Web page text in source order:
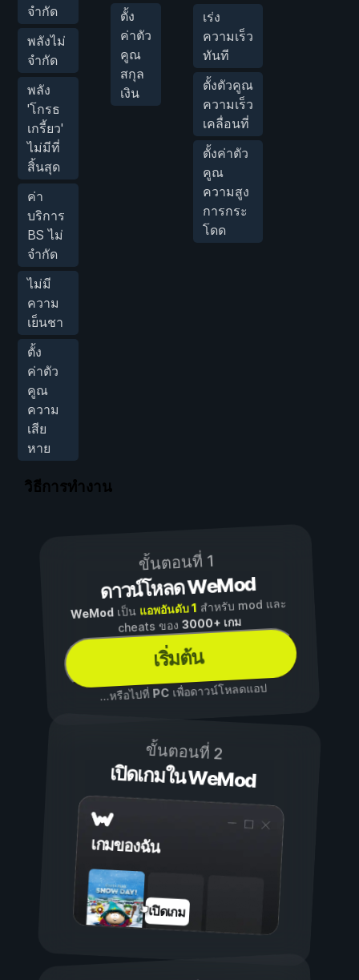
จำกัด
พลังไม่
จำกัด
พลัง
'โกรธ
เกรี้ยว'
ไม่มีที่
สิ้นสุด
ค่า
บริการ
BS ไม่
จำกัด
ไม่มี
ความ
เย็นชา
ตั้ง
ค่าตัว
คูณ
ความ
เสีย
หาย
ตั้ง
ค่าตัว
คูณ
สกุล
เงิน
เร่ง
ความเร็ว
ทันที
ตั้งตัวคูณ
ความเร็ว
เคลื่อนที่
ตั้งค่าตัว
คูณ
ความสูง
การกระ
โดด
วิธีการทำงาน
ขั้นตอนที่ 1
ดาวน์โหลด WeMod
WeModเป็น แอพอันดับ 1 สำหรับ mod และ
cheats ของ3000+ เกม
เริ่มต้น
...หรือไปที่ PCเพื่อดาวน์โหลดแอป
ขั้นตอนที่ 2
เปิดเกมใน WeMod
เกมของฉัน
เปิดเกม